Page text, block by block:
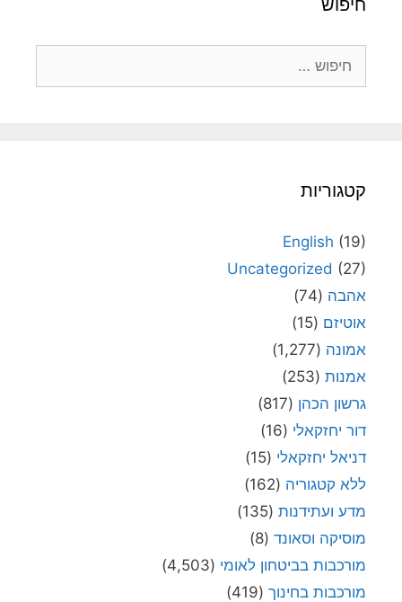
קטגוריות
English (19)
Uncategorized (27)
אהבה (74)
אוטיזם (15)
אמונה (1,277)
אמנות (253)
גרשון הכהן (817)
דור יחזקאלי (16)
דניאל יחזקאלי (15)
ללא קטגוריה (162)
מדע ועתידנות (135)
מוסיקה וסאונד (8)
מורכבות בביטחון לאומי (4,503)
מורכבות בחינוך (419)